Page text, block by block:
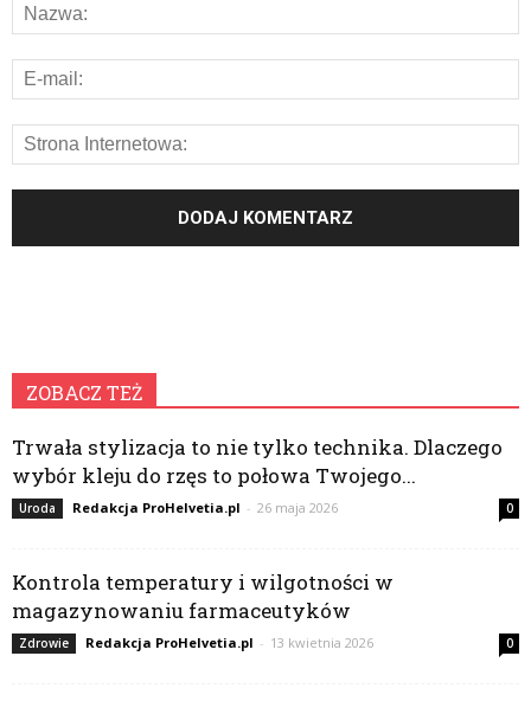
ZOBACZ TEŻ
Trwała stylizacja to nie tylko technika. Dlaczego
wybór kleju do rzęs to połowa Twojego...
Uroda Redakcja ProHelvetia.pl - 26 maja 2026 0
Kontrola temperatury i wilgotności w
magazynowaniu farmaceutyków
Zdrowie Redakcja ProHelvetia.pl - 13 kwietnia 2026 0